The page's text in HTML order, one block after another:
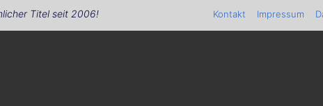
Titel seit 2006! Kontakt Impressum